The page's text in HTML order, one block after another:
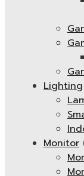
Lighting
Monitor